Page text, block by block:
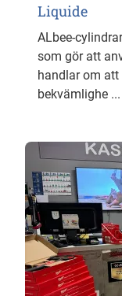
Liquide
ALbee-
som gör att
handlar om
bekvämlighe ...